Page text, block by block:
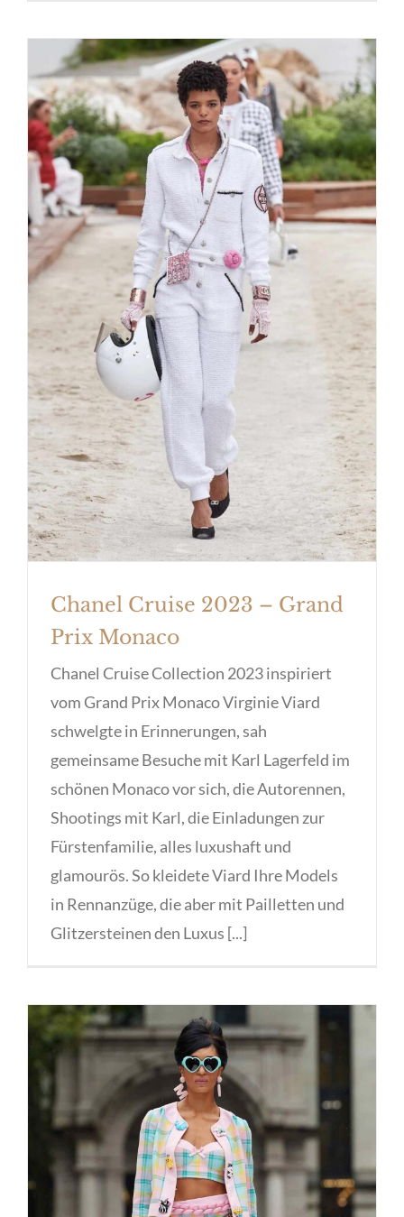
Chanel Cruise 2023 – Grand Prix
Monaco
Chanel Cruise 2023 – Grand
Prix Monaco
Chanel Cruise Collection 2023 inspiriert
vom Grand Prix Monaco Virginie Viard
schwelgte in Erinnerungen, sah
gemeinsame Besuche mit Karl Lagerfeld im
schönen Monaco vor sich, die Autorennen,
Shootings mit Karl, die Einladungen zur
Fürstenfamilie, alles luxushaft und
glamourös. So kleidete Viard Ihre Models
in Rennanzüge, die aber mit Pailletten und
Glitzersteinen den Luxus [...]